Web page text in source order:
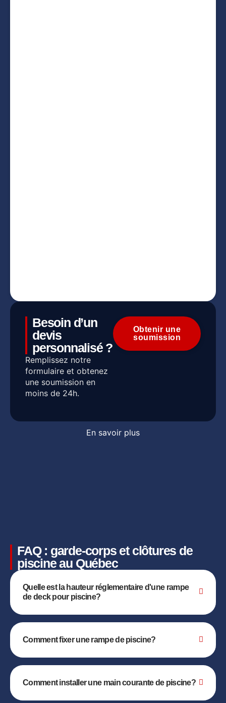
Besoin d’un
devis
personnalisé ?
Remplissez notre
formulaire et obtenez
une soumission en
moins de 24h.
Obtenir une
soumission
En savoir plus
FAQ : garde-corps et clôtures de
piscine au Québec
Quelle est la hauteur réglementaire d'une rampe
de deck pour piscine?
Comment fixer une rampe de piscine?
Comment installer une main courante de piscine?